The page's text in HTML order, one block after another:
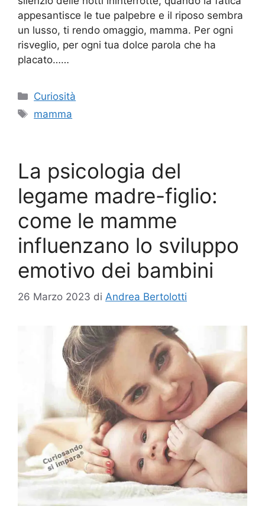
appesantisce le tue palpebre e il riposo sembra
un lusso, ti rendo omaggio, mamma. Per ogni
risveglio, per ogni tua dolce parola che ha
placato……
Categorie
Curiosità
Tag
mamma
La psicologia del
legame madre-figlio:
come le mamme
influenzano lo sviluppo
emotivo dei bambini
26 Marzo 2023 di Andrea Bertolotti